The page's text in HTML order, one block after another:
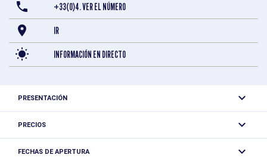
+33(0)4. VER EL NÚMERO
IR
INFORMACIÓN EN DIRECTO
PRESENTACIÓN
Desde Chamonix: primero un teleférico hasta Planpraz, a
disfrutará de una vista panorámica de 360° del macizo del
PRECIOS
Ida adulto: 31 €
FECHAS DE APERTURA